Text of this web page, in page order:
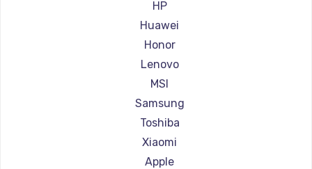
Ремонт ноутбуков Aorus
Ремонт ноутбуков Maibenben
Ремонт ноутбуков Getac
Ремонт ноутбуков Epson
Ремонт ноутбуков Philips
Ремонт ноутбуков LG
Ремонт ноутбуков Panasonic
Ремонт ноутбуков Irbis
Ремонт ноутбуков Thunderobot
HP
Huawei
Honor
Lenovo
MSI
Samsung
Toshiba
Xiaomi
Apple